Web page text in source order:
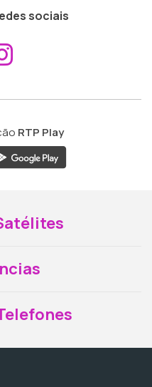
sociais
ao
RTP Play